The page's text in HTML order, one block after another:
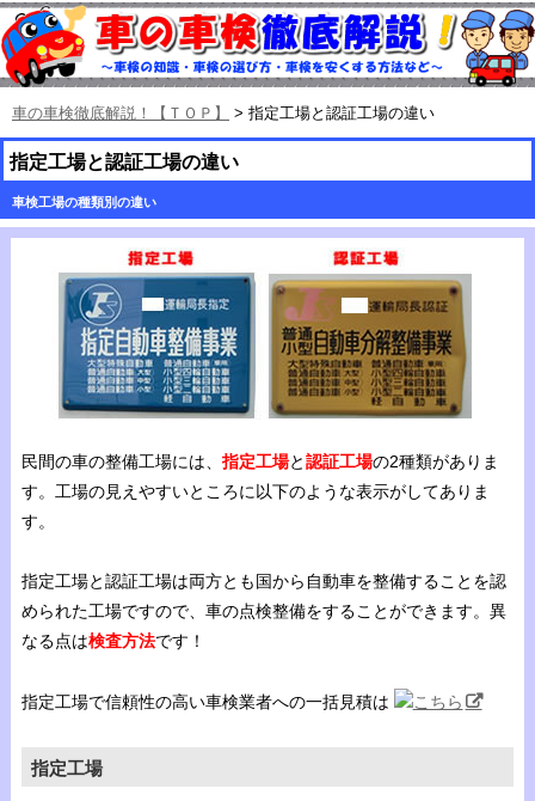
車の車検徹底解説！【ＴＯＰ】 > 指定工場と認証工場の違い
指定工場と認証工場の違い
車検工場の種類別の違い
民間の車の整備工場には、 指定工場と認証工場の2種類がありま
す。工場の見えやすいところに以下のような表示がしてありま
す。
指定工場と認証工場は両方とも国から自動車を整備することを認
められた工場ですので、車の点検整備をすることができます。異
なる点は検査方法です！
指定工場で信頼性の高い車検業者への一括見積は こちら
指定工場